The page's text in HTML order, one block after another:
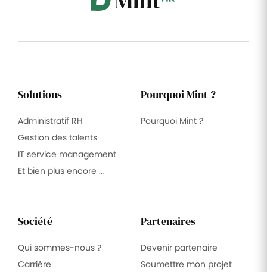
Solutions
Administratif RH
Gestion des talents
IT service management
Et bien plus encore …
Pourquoi Mint ?
Pourquoi Mint ?
Société
Qui sommes-nous ?
Carrière
Partenaires
Devenir partenaire
Soumettre mon projet